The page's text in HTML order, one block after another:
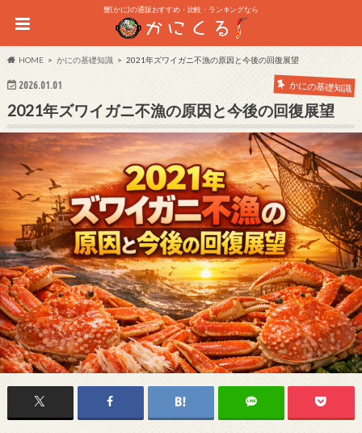
蟹(かに)の通販おすすめ・比較・ランキングなら
HOME かにの基礎知識 2021年ズワイガニ不漁の原因と今後の回復展望
2026.01.01 かにの基礎知識
2021年ズワイガニ不漁の原因と今後の回復展望